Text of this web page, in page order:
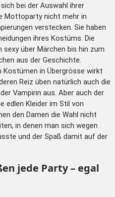
bei der Auswahl ihrer
Mottoparty nicht mehr in
verstecken. Sie haben
ihres Kostüms. Die
sexy über Märchen bis hin zum
aus der Geschichte.
Kostümen in Übergrösse wirkt
Reiz üben natürlich auch die
Vampirin aus. Aber auch der
edlen Kleider im Stil von
den Damen die Wahl nicht
in denen man sich wegen
und der Spaß damit auf der
jede Party – egal